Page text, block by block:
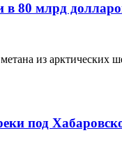
в 80 млрд
из арктических
под